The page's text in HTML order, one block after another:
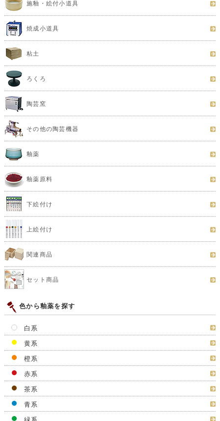
施釉・絵付小道具
焼成小道具
粘土
ろくろ
陶芸窯
その他の陶芸機器
釉薬
釉薬原料
下絵付け
上絵付け
関連商品
セット商品
色から釉薬を探す
白系
黄系
橙系
赤系
茶系
青系